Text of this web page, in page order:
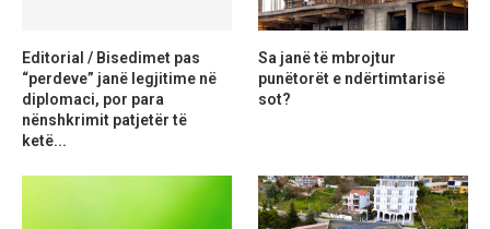
Editorial / Bisedimet pas
“perdeve” janë legjitime në
diplomaci, por para
nënshkrimit patjetër të
ketë...
Sa janë të mbrojtur
punëtorët e ndërtimtarisë
sot?